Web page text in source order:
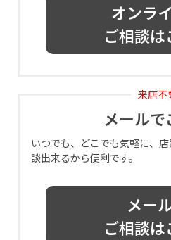
オンラ
ご相談は
来店不
メールで
いつでも、どこでも気軽に、
談出来るから便利です。
メー
ご相談は